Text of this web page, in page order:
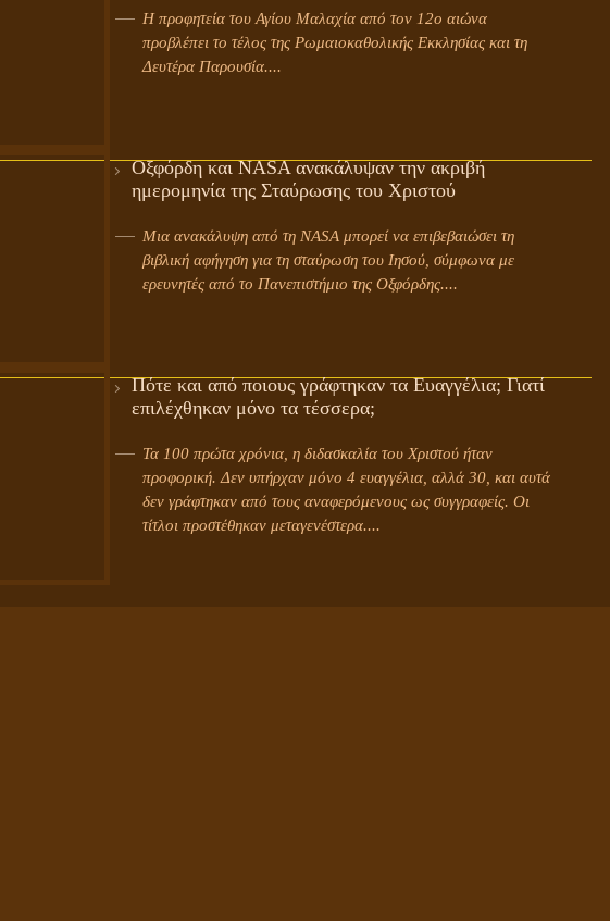
Η προφητεία του Αγίου Μαλαχία από τον 12ο αιώνα
προβλέπει το τέλος της Ρωμαιοκαθολικής Εκκλησίας και τη
Δευτέρα Παρουσία....
Οξφόρδη και NASA ανακάλυψαν την ακριβή
ημερομηνία της Σταύρωσης του Χριστού
Μια ανακάλυψη από τη NASA μπορεί να επιβεβαιώσει τη
βιβλική αφήγηση για τη σταύρωση του Ιησού, σύμφωνα με
ερευνητές από το Πανεπιστήμιο της Οξφόρδης....
Πότε και από ποιους γράφτηκαν τα Ευαγγέλια; Γιατί
επιλέχθηκαν μόνο τα τέσσερα;
Τα 100 πρώτα χρόνια, η διδασκαλία του Χριστού ήταν
προφορική. Δεν υπήρχαν μόνο 4 ευαγγέλια, αλλά 30, και αυτά
δεν γράφτηκαν από τους αναφερόμενους ως συγγραφείς. Οι
τίτλοι προστέθηκαν μεταγενέστερα....